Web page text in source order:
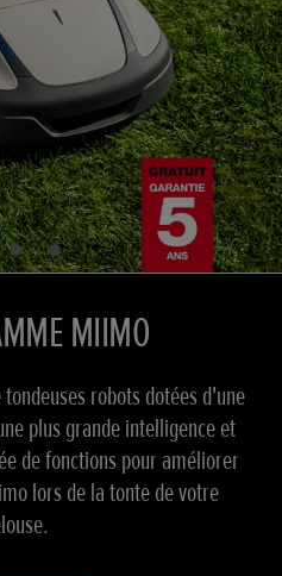
à batterie
MIIMO
robots dotées d'une
plus grande intelligence et
de fonctions pour améliorer
lors de la tonte de votre
PELOUSES
des moteurs puissants et des
compromis. Découvrez notre
garantissant des jardins
entretenus.
IMAGINATION
à batterie
robots dotées d'une
plus grande intelligence et
de fonctions pour améliorer
lors de la tonte de votre